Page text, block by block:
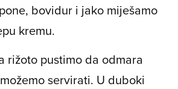
bovidur i jako miješamo
kremu.
rižoto pustimo da odmara
servirati. U duboki